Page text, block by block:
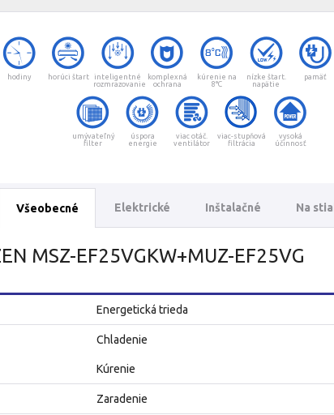
hodiny horúci štart
inteligentné
rozmrazovanie
komplexná
ochrana
kúrenie na
8°C
nízke štart.
napätie
pamäť
umývateľný
filter
úspora
energie
viac otáč.
ventilátor
viac-stupňová
filtrácia
vysoká
účinnosť
Všeobecné Elektrické Inštalačné Na
MSZ-EF25VGKW+MUZ-EF25VG
Energetická trieda
Chladenie
Kúrenie
Zaradenie